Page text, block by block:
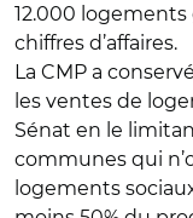
12.000 logements
chiffres d’affaires.
La CMP a
les ventes de
Sénat en le
communes qui
logements